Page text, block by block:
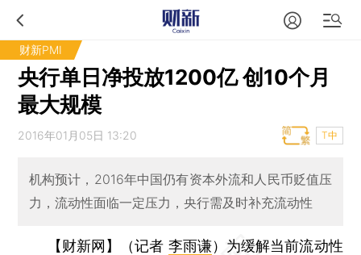
财新PMI
央行单日净投放1200亿 创10个月
最大规模
2016年01月05日 13:20 T中
机构预计，2016年中国仍有资本外流和人民币贬值压
力，流动性面临一定压力，央行需及时补充流动性
【财新网】（记者 李雨谦） 为缓解当前流动性